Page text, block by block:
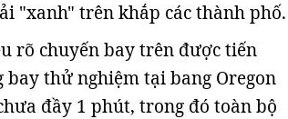
"xanh" trên khắp các thành phố.
rõ chuyến bay trên được tiến
thử nghiệm tại bang Oregon
đầy 1 phút, trong đó toàn bộ